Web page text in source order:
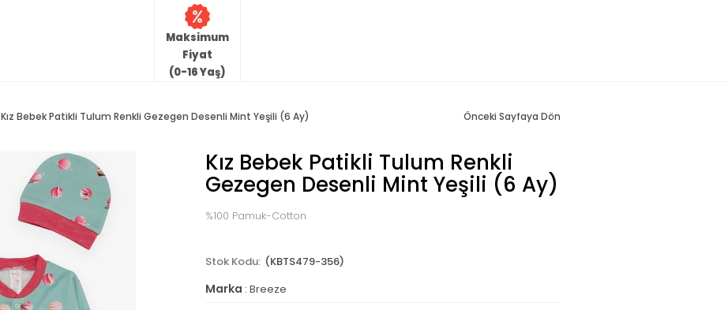
Maksimum
Fiyat
(0-16 Yaş)
Kız Bebek Patikli Tulum Renkli Gezegen Desenli Mint Yeşili (6 Ay) Önceki Sayfaya Dön
Kız Bebek Patikli Tulum Renkli
Gezegen Desenli Mint Yeşili (6 Ay)
%100 Pamuk-Cotton
(KBTS479-356)
Marka : Breeze